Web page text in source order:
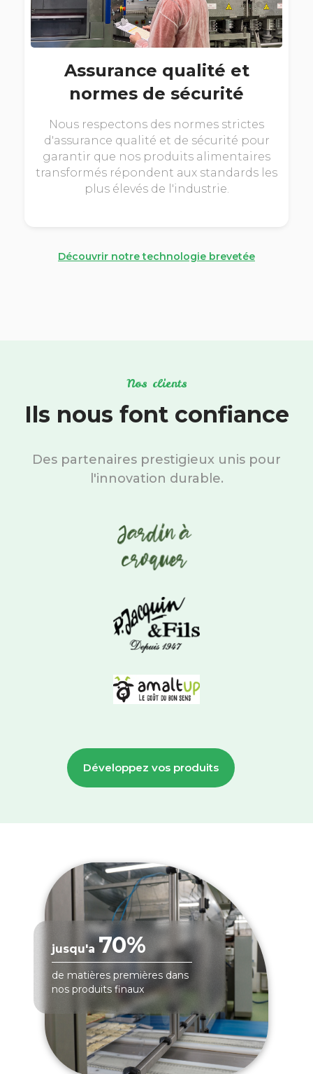
Assurance qualité et
normes de sécurité
Nous respectons des normes strictes
d'assurance qualité et de sécurité pour
garantir que nos produits alimentaires
transformés répondent aux standards les
plus élevés de l'industrie.
Découvrir notre technologie brevetée
Nos clients
Ils nous font confiance
Des partenaires prestigieux unis pour
l'innovation durable.
Développez vos produits
jusqu'a 70%
de matières premières dans
nos produits finaux